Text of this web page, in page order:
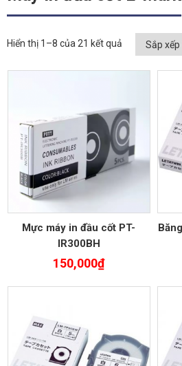
Hiển thị 1–8 của 21 kết quả
Mực máy in đầu cốt PT-
IR300BH
150,000₫